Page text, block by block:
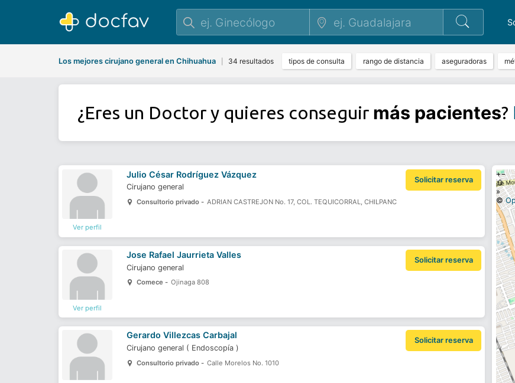
Los mejores cirujano general en Chihuahua 34 resultados tipos de consulta rango de distancia aseguradoras
¿Eres un Doctor y quieres conseguir más pacientes?
Ver perfil
Julio César Rodríguez Vázquez
Solicitar reserva
Cirujano general
Consultorio privado - ADRIAN CASTREJON No. 17, COL. TEQUICORRAL, CHILPANC
Ver perfil
Jose Rafael Jaurrieta Valles
Solicitar reserva
Cirujano general
Comece - Ojinaga 808
Gerardo Villezcas Carbajal
Solicitar reserva
Cirujano general ( Endoscopía)
Consultorio privado - Calle Morelos No. 1010
+−
⇧
»
©